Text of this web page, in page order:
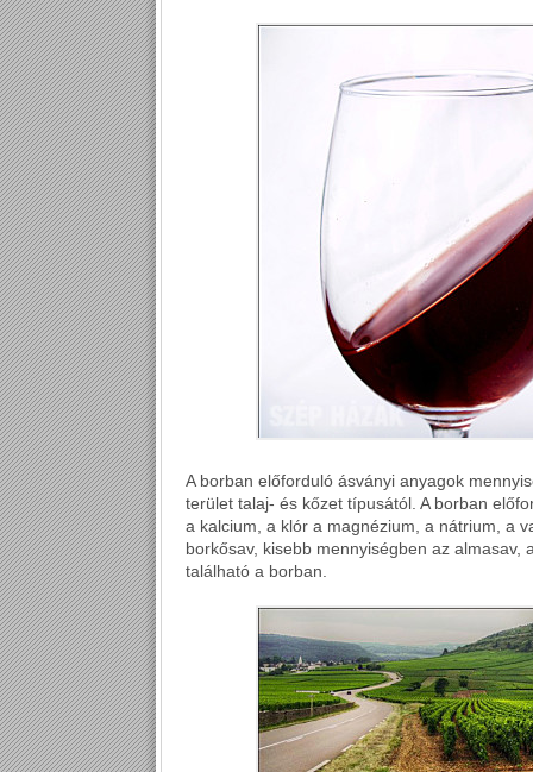
A borban előforduló ásványi anyagok
terület talaj- és kőzet típusától. A borban
a kalcium, a klór a magnézium, a nátrium, a
borkősav, kisebb mennyiségben az almasav,
található a borban.